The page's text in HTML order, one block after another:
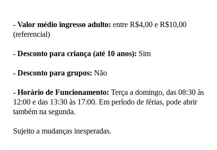
- Valor médio ingresso adulto: entre R$4,00 e R$10,00
(referencial)
- Desconto para criança (até 10 anos): Sim
- Desconto para grupos: Não
- Horário de Funcionamento: Terça a domingo, das 08:30 às
12:00 e das 13:30 às 17:00. Em período de férias, pode abrir
também na segunda.
Sujeito a mudanças inesperadas.